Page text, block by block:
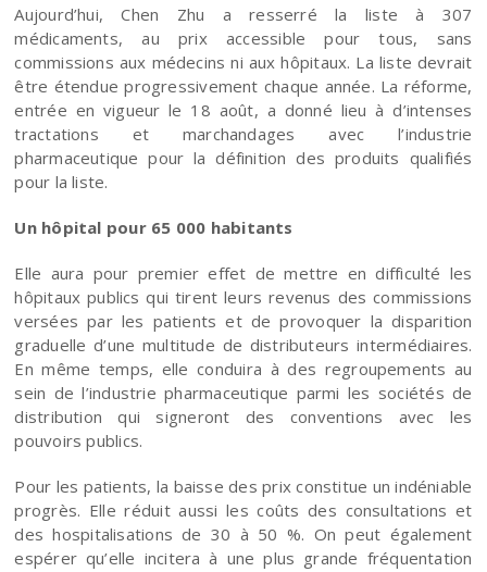
Aujourd’hui, Chen Zhu a resserré la liste à 307
médicaments, au prix accessible pour tous, sans
commissions aux médecins ni aux hôpitaux. La liste devrait
être étendue progressivement chaque année. La réforme,
entrée en vigueur le 18 août, a donné lieu à d’intenses
tractations et marchandages avec l’industrie
pharmaceutique pour la définition des produits qualifiés
pour la liste.
Un hôpital pour 65 000 habitants
Elle aura pour premier effet de mettre en difficulté les
hôpitaux publics qui tirent leurs revenus des commissions
versées par les patients et de provoquer la disparition
graduelle d’une multitude de distributeurs intermédiaires.
En même temps, elle conduira à des regroupements au
sein de l’industrie pharmaceutique parmi les sociétés de
distribution qui signeront des conventions avec les
pouvoirs publics.
Pour les patients, la baisse des prix constitue un indéniable
progrès. Elle réduit aussi les coûts des consultations et
des hospitalisations de 30 à 50 %. On peut également
espérer qu’elle incitera à une plus grande fréquentation